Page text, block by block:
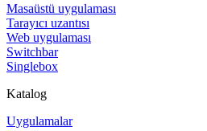
Masaüstü uygulaması
Tarayıcı uzantısı
Web uygulaması
Switchbar
Singlebox
Katalog
Uygulamalar